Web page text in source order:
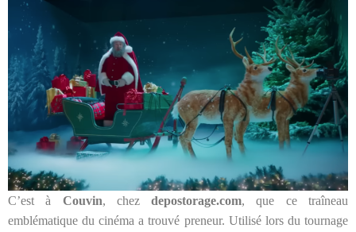
C’est à Couvin, chezdepostorage.com, que ce traîneau
emblématique du cinéma a trouvé preneur. Utilisé lors du tournage